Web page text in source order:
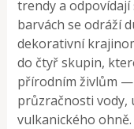
trendy a
barvách se odráží
dekorativní
do čtyř skupin,
přírodním živlům
průzračnosti vody,
vulkanického ohně.